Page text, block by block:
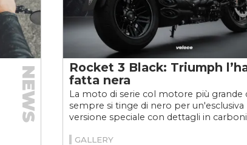
NEWS
Rocket 3 Black: Triumph
fatta nera
La moto di serie col motore più grande
sempre si tinge di nero per un'esclusiva
versione speciale con dettagli in
GALLERY